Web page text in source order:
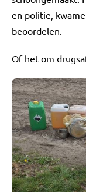
en politie,
beoordelen.
Of het om